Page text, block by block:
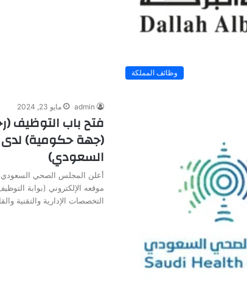
وظائف المملكة
admin مايو 23, 2024
فتح باب التوظيف
(جهة حكومية)
السعودي)
أعلن المجلس الصحي السعودي
موقعه الإلكتروني (بوابة
التخصصات الإدارية والتقنية